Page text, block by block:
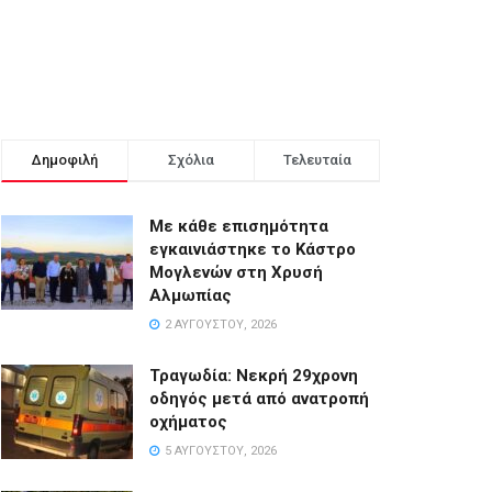
Δημοφιλή Σχόλια Τελευταία
Με κάθε επισημότητα
εγκαινιάστηκε το Κάστρο
Μογλενών στη Χρυσή
Αλμωπίας
2 ΑΥΓΟΎΣΤΟΥ, 2026
Τραγωδία: Νεκρή 29χρονη
οδηγός μετά από ανατροπή
οχήματος
5 ΑΥΓΟΎΣΤΟΥ, 2026